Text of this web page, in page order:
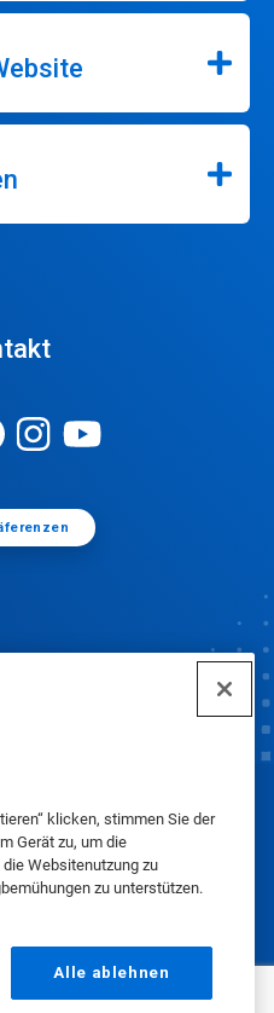
klicken, stimmen Sie der
Gerät zu, um die
Websitenutzung zu
zu unterstützen.
Alle ablehnen
2025
Datenschutzrichtlinie